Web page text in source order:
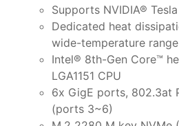
Supports NVIDIA®
Dedicated heat
wide-temperature
Intel® 8th-Gen Core™
LGA1151 CPU
6x GigE ports, 802.3at
(ports 3~6)